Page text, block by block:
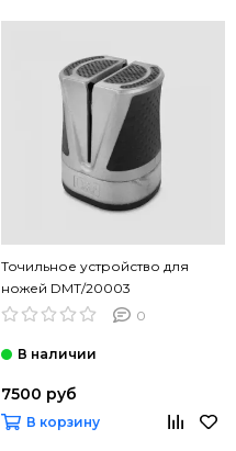
Точильное устройство для
ножей DMT/20003
0
7500 руб
В корзину